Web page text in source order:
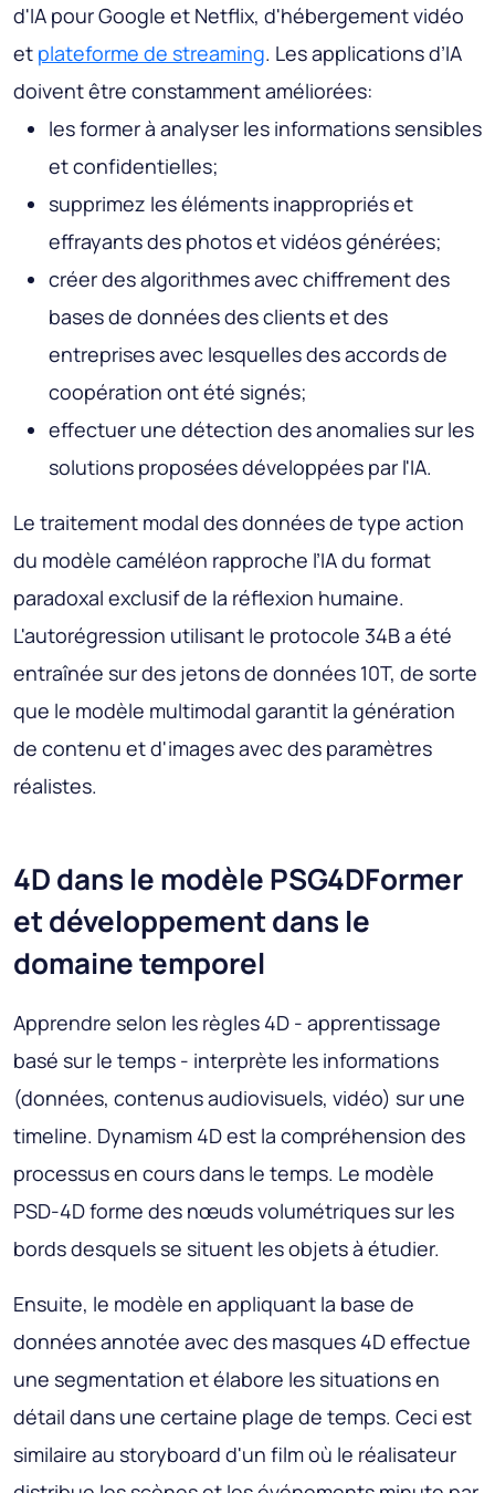
d'IA pour Google et Netflix, d'hébergement vidéo
et plateforme de streaming. Les applications d’IA
doivent être constamment améliorées:
les former à analyser les informations sensibles
et confidentielles;
supprimez les éléments inappropriés et
effrayants des photos et vidéos générées;
créer des algorithmes avec chiffrement des
bases de données des clients et des
entreprises avec lesquelles des accords de
coopération ont été signés;
effectuer une détection des anomalies sur les
solutions proposées développées par l'IA.
Le traitement modal des données de type action
du modèle caméléon rapproche l’IA du format
paradoxal exclusif de la réflexion humaine.
L'autorégression utilisant le protocole 34B a été
entraînée sur des jetons de données 10T, de sorte
que le modèle multimodal garantit la génération
de contenu et d'images avec des paramètres
réalistes.
4D dans le modèle PSG4DFormer
et développement dans le
domaine temporel
Apprendre selon les règles 4D - apprentissage
basé sur le temps - interprète les informations
(données, contenus audiovisuels, vidéo) sur une
timeline. Dynamism 4D est la compréhension des
processus en cours dans le temps. Le modèle
PSD-4D forme des nœuds volumétriques sur les
bords desquels se situent les objets à étudier.
Ensuite, le modèle en appliquant la base de
données annotée avec des masques 4D effectue
une segmentation et élabore les situations en
détail dans une certaine plage de temps. Ceci est
similaire au storyboard d'un film où le réalisateur